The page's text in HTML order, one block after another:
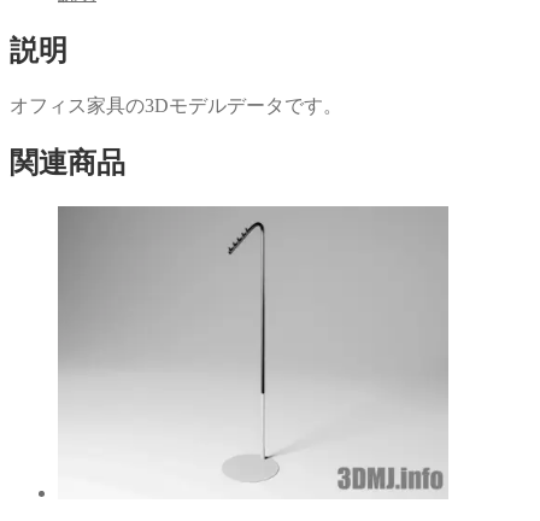
で
共
有
い
ウ
ン
ド
ウ
開
し
て
だ
さ
い
し
説明
オフィス家具の3Dモデルデータです。
関連商品